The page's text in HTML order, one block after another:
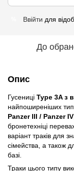
Ввійти для
До
Опис
Гусениці Type 3A з
найпоширеніших
Panzer III / Panzer IV
бронетехніці
варіант траків для
сімейства, а також
базі.
Траки цього типу